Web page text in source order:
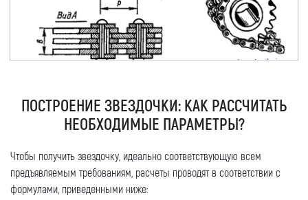
ПОСТРОЕНИЕ ЗВЕЗДОЧКИ: КАК РАССЧИТАТЬ
НЕОБХОДИМЫЕ ПАРАМЕТРЫ?
Чтобы получить звездочку, идеально соответствующую всем
предъявляемым требованиям, расчеты проводят в соответствии с
формулами, приведенными ниже: